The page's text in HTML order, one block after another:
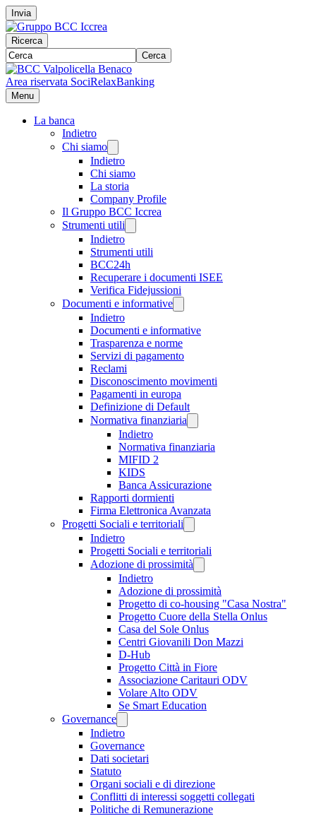
Invia
Ricerca
Cerca
Area riservata SociRelaxBanking
Menu
La banca
Indietro
Chi siamo
Indietro
Chi siamo
La storia
Company Profile
Il Gruppo BCC Iccrea
Strumenti utili
Indietro
Strumenti utili
BCC24h
Recuperare i documenti ISEE
Verifica Fidejussioni
Documenti e informative
Indietro
Documenti e informative
Trasparenza e norme
Servizi di pagamento
Reclami
Disconoscimento movimenti
Pagamenti in europa
Definizione di Default
Normativa finanziaria
Indietro
Normativa finanziaria
MIFID 2
KIDS
Banca Assicurazione
Rapporti dormienti
Firma Elettronica Avanzata
Progetti Sociali e territoriali
Indietro
Progetti Sociali e territoriali
Adozione di prossimità
Indietro
Adozione di prossimità
Progetto di co-housing "Casa Nostra"
Progetto Cuore della Stella Onlus
Casa del Sole Onlus
Centri Giovanili Don Mazzi
D-Hub
Progetto Città in Fiore
Associazione Caritauri ODV
Volare Alto ODV
Se Smart Education
Governance
Indietro
Governance
Dati societari
Statuto
Organi sociali e di direzione
Conflitti di interessi soggetti collegati
Politiche di Remunerazione